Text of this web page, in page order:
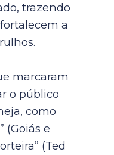
trazendo
a
marcaram
o público
como
(Goiás e
(Ted